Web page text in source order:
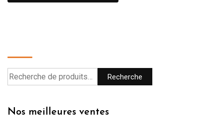
Recherche
Nos meilleures ventes